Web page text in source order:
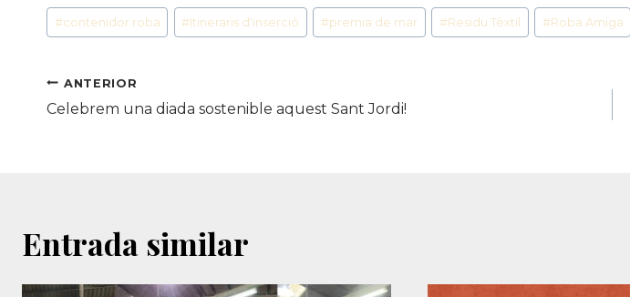
Etiquetes
d'entrada
#contenidor roba #Itineraris d'inserció #premia de mar #Residu Tèxtil #Roba Amiga
Navegació
ANTERIOR
Celebrem una diada sostenible aquest Sant Jordi!
Entrada similar